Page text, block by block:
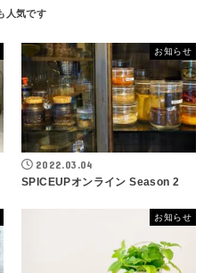
お知らせ
2022.03.04
SPICEUPオンライン Season 2
お知らせ